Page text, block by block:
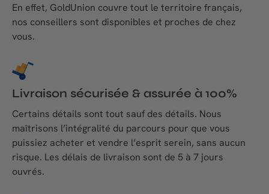
En effet, GoldUnion couvre tout le territoire français,
nos conseillers sont disponibles et proches de chez
vous.
Livraison sécurisée & assurée à 100%
Certains détails sont tout sauf des détails. Nous
maîtrisons l’intégralité du parcours pour que vous
puissiez acheter et vendre l’esprit serein, sans aucun
risque. Les délais de livraison sont de 5 à 7 jours
ouvrés.